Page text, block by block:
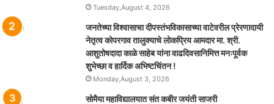
Tuesday,August 4, 2026
जनतेच्या विश्वासाचा दीपस्तंभविकासाच्या वाटेवरील प्रेरणादायी
नेतृत्व कोपरगाव तालुक्याचे लोकप्रिय आमदार मा. श्री.
आशुतोषदादा काळे साहेब यांना वाढदिवसानिमित्त मनःपूर्वक
शुभेच्छा व हार्दिक अभिष्टचिंतन !
Monday,August 3, 2026
सोमैया महाविद्यालयात संत कबीर जयंती साजरी